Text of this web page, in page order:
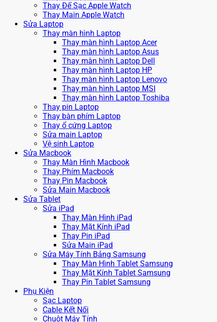
Thay Đế Sạc Apple Watch
Thay Main Apple Watch
Sửa Laptop
Thay màn hình Laptop
Thay màn hình Laptop Acer
Thay màn hình Laptop Asus
Thay màn hình Laptop Dell
Thay màn hình Laptop HP
Thay màn hình Laptop Lenovo
Thay màn hình Laptop MSI
Thay màn hình Laptop Toshiba
Thay pin Laptop
Thay bàn phím Laptop
Thay ổ cứng Laptop
Sửa main Laptop
Vệ sinh Laptop
Sửa Macbook
Thay Màn Hình Macbook
Thay Phím Macbook
Thay Pin Macbook
Sửa Main Macbook
Sửa Tablet
Sửa iPad
Thay Màn Hình iPad
Thay Mặt Kính iPad
Thay Pin iPad
Sửa Main iPad
Sửa Máy Tính Bảng Samsung
Thay Màn Hình Tablet Samsung
Thay Mặt Kính Tablet Samsung
Thay Pin Tablet Samsung
Phụ Kiện
Sạc Laptop
Cable Kết Nối
Chuột Máy Tính